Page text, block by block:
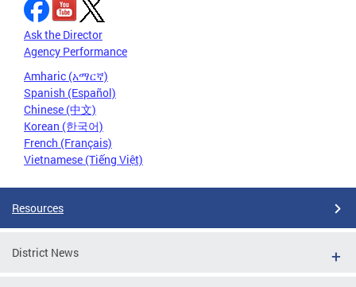
Ask the Director
Agency Performance
Amharic (አማርኛ)
Spanish (Español)
Chinese (中文)
Korean (한국어)
French (Français)
Vietnamese (Tiếng Việt)
Resources
District News